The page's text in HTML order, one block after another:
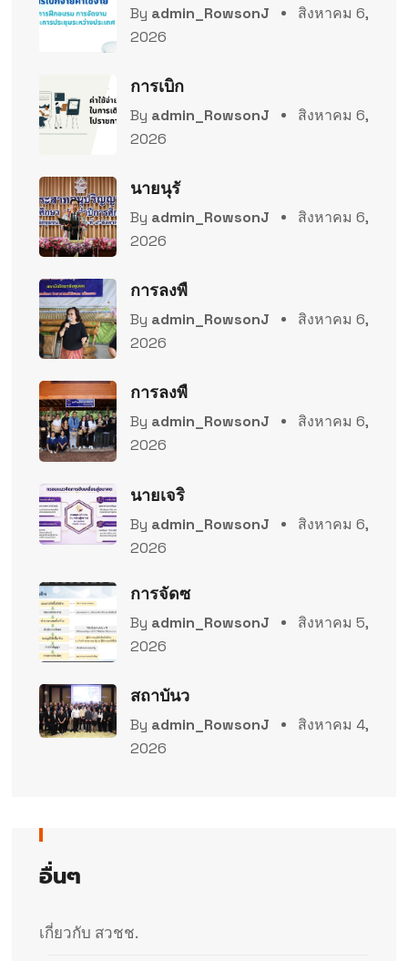
By admin_RowsonJ
สิงหาคม 6,
2026
การเบิก
By admin_RowsonJ
สิงหาคม 6,
2026
นายนุรั
By admin_RowsonJ
สิงหาคม 6,
2026
การลงพื
By admin_RowsonJ
สิงหาคม 6,
2026
การลงพื
By admin_RowsonJ
สิงหาคม 6,
2026
นายเจริ
By admin_RowsonJ
สิงหาคม 6,
2026
การจัดซ
By admin_RowsonJ
สิงหาคม 5,
2026
สถาบันว
By admin_RowsonJ
สิงหาคม 4,
2026
อื่นๆ
เกี่ยวกับ สวชช.